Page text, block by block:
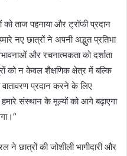
ताज पहनाया और ट्रॉफी प्रदान
नए छात्रों ने अपनी अद्भुत प्रतिभा
और रचनात्मकता को दर्शाता
को न केवल शैक्षणिक क्षेत्र में बल्कि
प्रदान करने के लिए
संस्थान के मूल्यों को आगे बढ़ाएगा
ने छात्रों की जोशीली भागीदारी और